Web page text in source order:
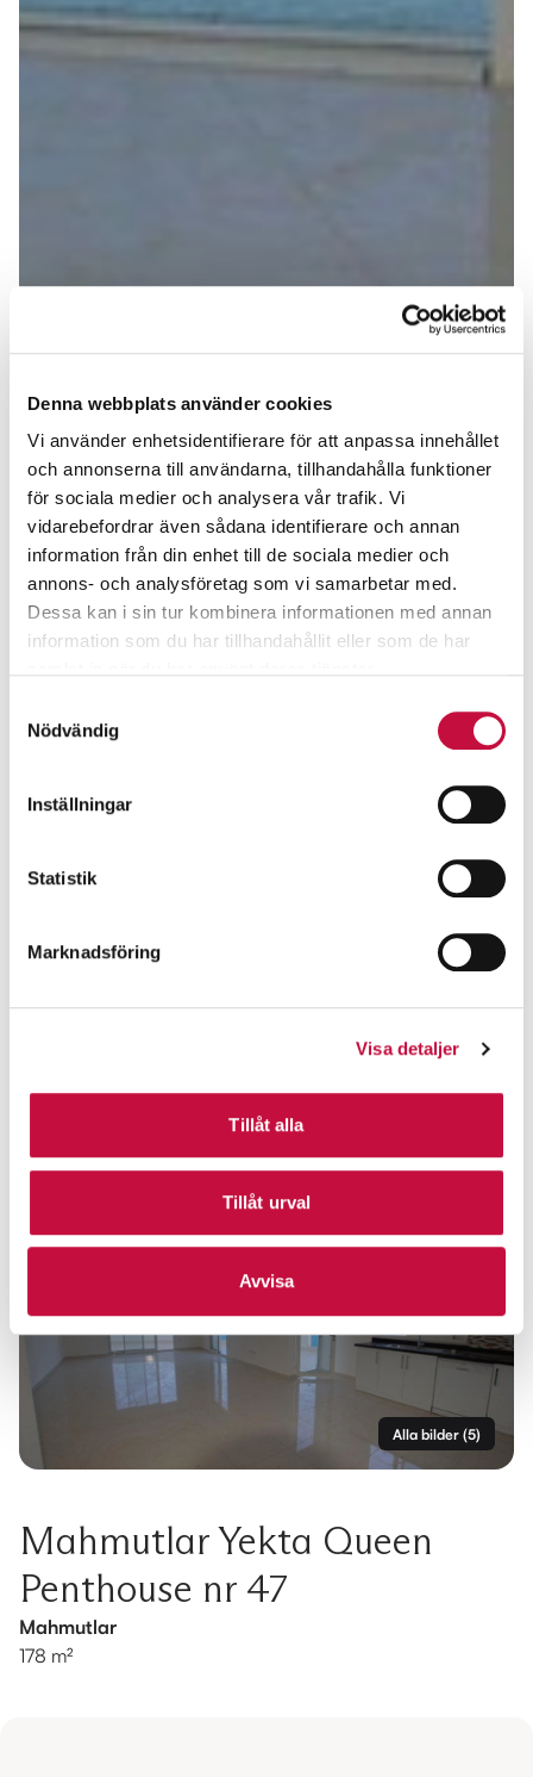
Denna webbplats använder cookies
Vi använder enhetsidentifierare för att anpassa innehållet
och annonserna till användarna, tillhandahålla funktioner
för sociala medier och analysera vår trafik. Vi
vidarebefordrar även sådana identifierare och annan
information från din enhet till de sociala medier och
annons- och analysföretag som vi samarbetar med.
Dessa kan i sin tur kombinera informationen med annan
information som du har tillhandahållit eller som de har
Nödvändig
Inställningar
Statistik
Marknadsföring
Visa detaljer
Tillåt alla
Tillåt urval
Avvisa
Alla bilder (5)
Mahmutlar Yekta Queen
Penthouse nr 47
Mahmutlar
178 m²